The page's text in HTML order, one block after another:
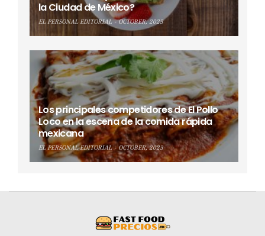
la Ciudad de México?
EL PERSONAL EDITORIAL OCTOBER, 2023
Los principales competidores de El Pollo
Loco en la escena de la comida rápida
mexicana
EL PERSONAL EDITORIAL OCTOBER, 2023